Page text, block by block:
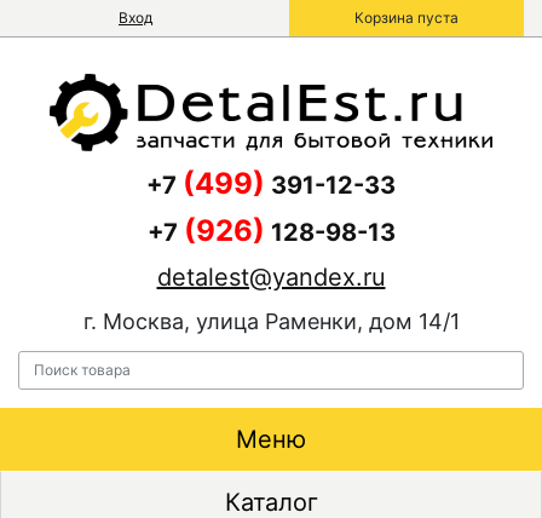
Вход Корзина пуста
+7 (499) 391-12-33
+7 (926) 128-98-13
detalest@yandex.ru
г. Москва, улица Раменки, дом 14/1
Меню
Каталог